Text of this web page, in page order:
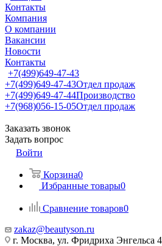
Контакты
Компания
О компании
Вакансии
Новости
Контакты
+7(499)649-47-43
+7(499)649-47-43Отдел продаж
+7(499)649-47-44Производство
+7(968)056-15-05Отдел продаж
Заказать звонок
Задать вопрос
Войти
Корзина0
Избранные товары0
Сравнение товаров0
zakaz@beautyson.ru
г. Москва, ул. Фридриха Энгельса